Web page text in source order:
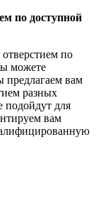
по доступной
по
можете
предлагаем вам
разных
подойдут для
вам